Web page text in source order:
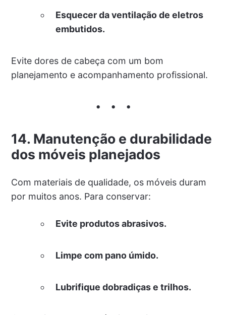
Esquecer da ventilação de eletros
embutidos.
Evite dores de cabeça com um bom
planejamento e acompanhamento profissional.
14. Manutenção e durabilidade
dos móveis planejados
Com materiais de qualidade, os móveis duram
por muitos anos. Para conservar:
Evite produtos abrasivos.
Limpe com pano úmido.
Lubrifique dobradiças e trilhos.